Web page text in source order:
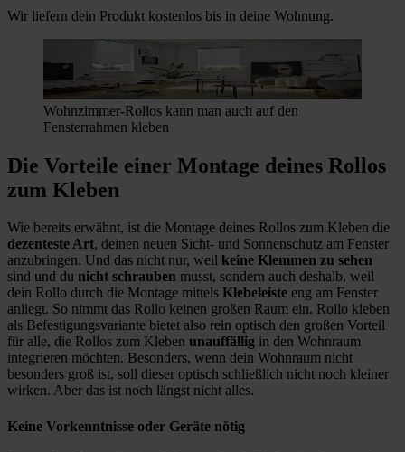
Wir liefern dein Produkt kostenlos bis in deine Wohnung.
Wohnzimmer-Rollos kann man auch auf den
Fensterrahmen kleben
Die Vorteile einer Montage deines Rollos
zum Kleben
Wie bereits erwähnt, ist die Montage deines Rollos zum Kleben die
dezenteste Art, deinen neuen Sicht- und Sonnenschutz am Fenster
anzubringen. Und das nicht nur, weil keine Klemmen zu sehen
sind und du nicht schrauben musst, sondern auch deshalb, weil
dein Rollo durch die Montage mittels Klebeleiste eng am Fenster
anliegt. So nimmt das Rollo keinen großen Raum ein. Rollo kleben
als Befestigungsvariante bietet also rein optisch den großen Vorteil
für alle, die Rollos zum Kleben unauffällig in den Wohnraum
integrieren möchten. Besonders, wenn dein Wohnraum nicht
besonders groß ist, soll dieser optisch schließlich nicht noch kleiner
wirken. Aber das ist noch längst nicht alles.
Keine Vorkenntnisse oder Geräte nötig